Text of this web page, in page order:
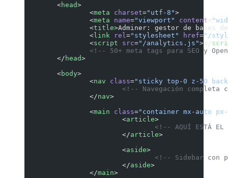
	<
head>
		<
meta charset="utf-8">
		<
meta name="viewport" content=
		<
title>Adminer: gestor de bases
		<
link rel ="stylesheet" href="/
		<
script src="/analytics.js"></
<!-- 50+ meta tags para SEO y
	</
head>
	<
body>
		<
nav class="sticky top-0 z-50
<!-- Navegación
		</
nav>
		<
main class="container mx-auto
			<
article>
<!-- AQUÍ ESTÁ
			</
article>
			<
aside>
<!-- Sidebar
			</
aside>
		</
main>